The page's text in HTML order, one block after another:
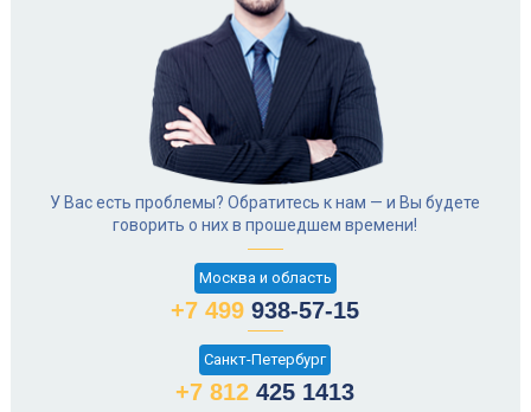
У Вас есть проблемы? Обратитесь к нам — и Вы будете
говорить о них в прошедшем времени!
Москва и область
+7 499 938-57-15
Санкт-Петербург
+7 812 425 1413